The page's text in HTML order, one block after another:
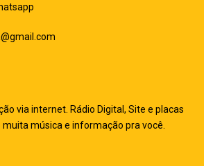
via internet. Rádio Digital, Site e placas
música e informação pra você.